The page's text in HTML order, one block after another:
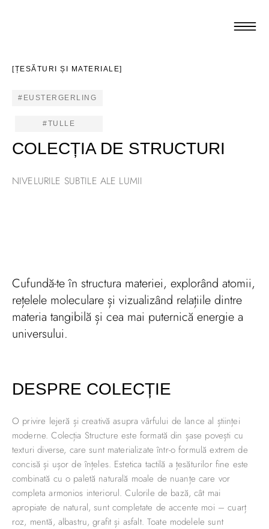
[ȚESĂTURI ȘI MATERIALE]
#EUSTERGERLING
#TULLE
COLECȚIA DE STRUCTURI
NIVELURILE SUBTILE ALE LUMII
Cufundă-te în structura materiei, explorând atomii,
rețelele moleculare și vizualizând relațiile dintre
materia tangibilă și cea mai puternică energie a
universului.
DESPRE COLECȚIE
O privire lejeră și creativă asupra vârfului de lance al științei
moderne. Colecția Structure este formată din șase povești cu
texturi diverse, care sunt materializate într-o formulă extrem de
concisă și ușor de înțeles. Estetica tactilă a țesăturilor fine este
combinată cu o paletă naturală moale de nuanțe care vor
completa armonios interiorul. Culorile de bază, cât mai
apropiate de natural, sunt completate de accente moi – cuarț
roz, mentă, albastru, grafit și asfalt. Toate modelele sunt